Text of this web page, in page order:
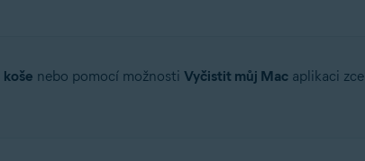
koše nebo pomocí možnosti Vyčistit můj Macaplikaci